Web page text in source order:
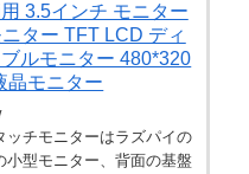
3.5インチ モニター
ター TFT LCD ディ
ルモニター 480*320
晶モニター
ッチモニターはラズパイの
小型モニター、背面の基盤